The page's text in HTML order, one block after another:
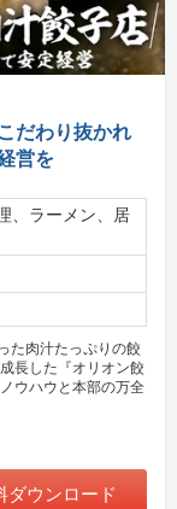
だわり抜かれ
営を
、ラーメン、居
た肉汁たっぷりの餃
長した『オリオン餃
ウハウと本部の万全
ダウンロード